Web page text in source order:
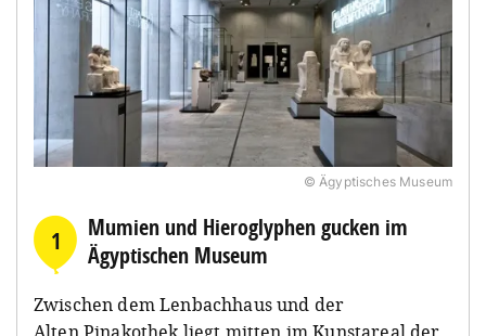
© Ägyptisches Museum
1
Mumien und Hieroglyphen gucken im
Ägyptischen Museum
Zwischen dem Lenbachhaus und der